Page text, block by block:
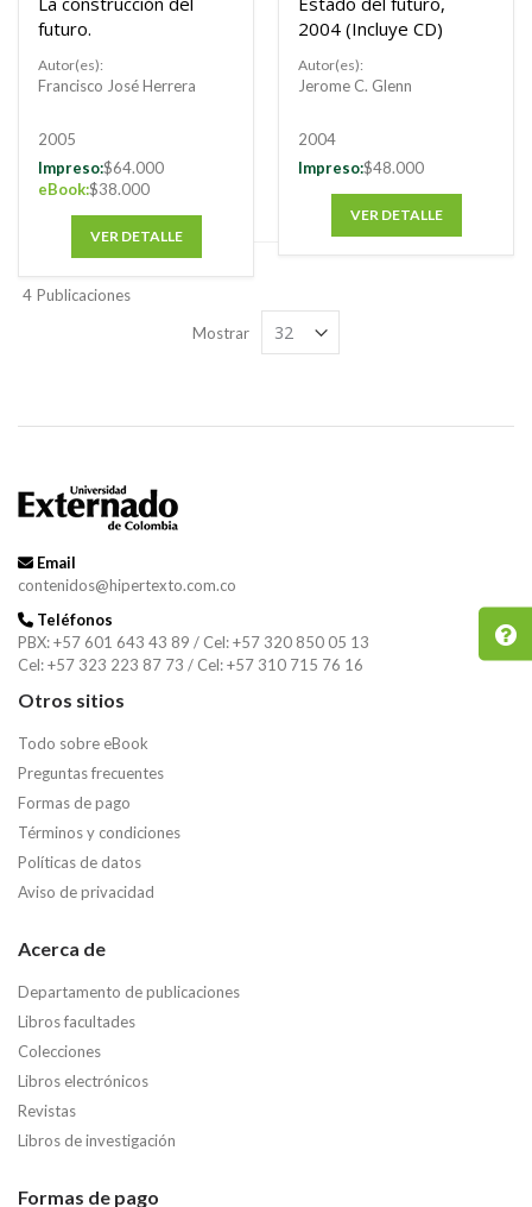
futuro.
Autor(es):
Francisco José Herrera
2005
Impreso:$64.000
eBook:$38.000
VER DETALLE
2004 (Incluye CD)
Autor(es):
Jerome C. Glenn
2004
Impreso:$48.000
VER DETALLE
4 Publicaciones
Mostrar
Email
contenidos@hipertexto.com.co
Teléfonos
PBX: +57 601 643 43 89 / Cel: +57 320 850 05 13
Cel: +57 323 223 87 73 / Cel: +57 310 715 76 16
Otros sitios
Todo sobre eBook
Preguntas frecuentes
Formas de pago
Términos y condiciones
Políticas de datos
Aviso de privacidad
Acerca de
Departamento de publicaciones
Libros facultades
Colecciones
Libros electrónicos
Revistas
Libros de investigación
Formas de pago